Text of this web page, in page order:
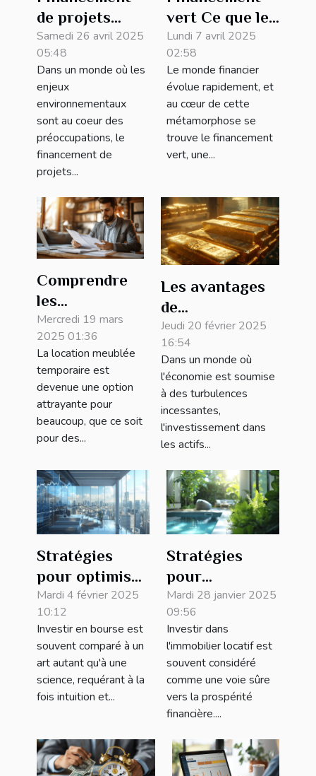
de projets
verts
opportunités
et défis
Samedi 26 avril 2025
05:48
Dans un monde où les
enjeux
environnementaux
sont au coeur des
préoccupations, le
financement de
projets...
vert Ce que les
investisseurs
doivent savoir
Lundi 7 avril 2025
02:58
Le monde financier
évolue rapidement, et
au cœur de cette
métamorphose se
trouve le financement
vert, une...
Comprendre
les
implications
fiscales de la
location
meublée
temporaire
Mercredi 19 mars
2025 01:36
La location meublée
temporaire est
devenue une option
attrayante pour
beaucoup, que ce soit
pour des...
Les avantages
de
l'investissement
dans l'or face
aux
fluctuations
économiques
Jeudi 20 février 2025
16:54
Dans un monde où
l'économie est soumise
à des turbulences
incessantes,
l'investissement dans
les actifs...
Stratégies
pour optimiser
les retours sur
investissement
en bourse
Mardi 4 février 2025
10:12
Investir en bourse est
souvent comparé à un
art autant qu'à une
science, requérant à la
fois intuition et...
Stratégies
pour
maximiser le
rendement
d'un
investissement
locatif
Mardi 28 janvier 2025
09:56
Investir dans
l'immobilier locatif est
souvent considéré
comme une voie sûre
vers la prospérité
financière....